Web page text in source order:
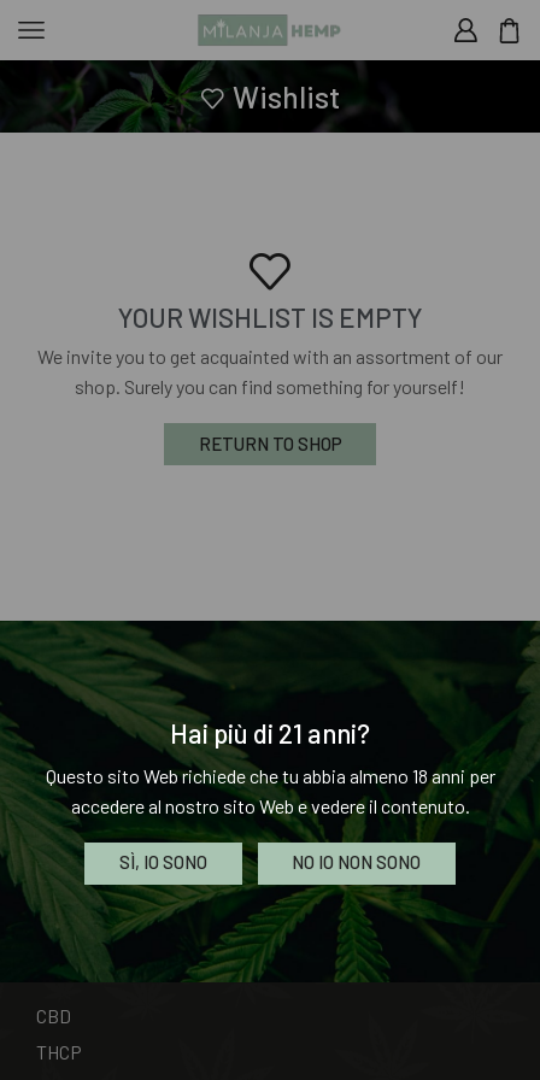
Hai più di 21 anni?
Questo sito Web richiede che tu abbia almeno 18 anni per
accedere al nostro sito Web e vedere il contenuto.
SÌ, IO SONO NO IO NON SONO
Wishlist
YOUR WISHLIST IS EMPTY
We invite you to get acquainted with an assortment of our
shop. Surely you can find something for yourself!
RETURN TO SHOP
INFORMAZIONE
Termini E Condizioni Di Vendita
Contattaci
Impronta
CATEGORIE
CBD
THCP